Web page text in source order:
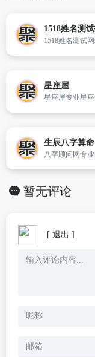
星座屋
生辰八字算命
暂无评论
[ 退出 ]